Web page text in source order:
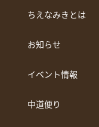
ちえなみきとは
お知らせ
イベント情報
中道便り